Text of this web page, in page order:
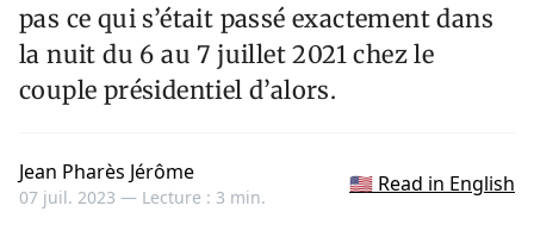
pas ce qui s’était passé exactement dans
la nuit du 6 au 7 juillet 2021 chez le
couple présidentiel d’alors.
Jean Pharès Jérôme
07 juil. 2023 — Lecture : 3 min.
🇺🇸 Read in English